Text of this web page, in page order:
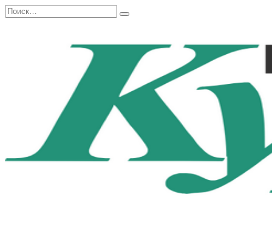
Перейти
к
Search
for: